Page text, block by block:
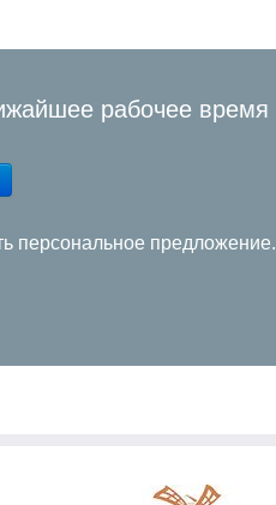
рабочее время
персональное предложение.